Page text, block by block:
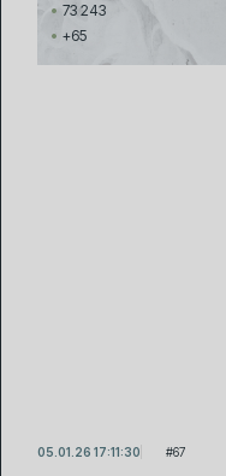
73 243
+65
67
05.01.26 17:11:30